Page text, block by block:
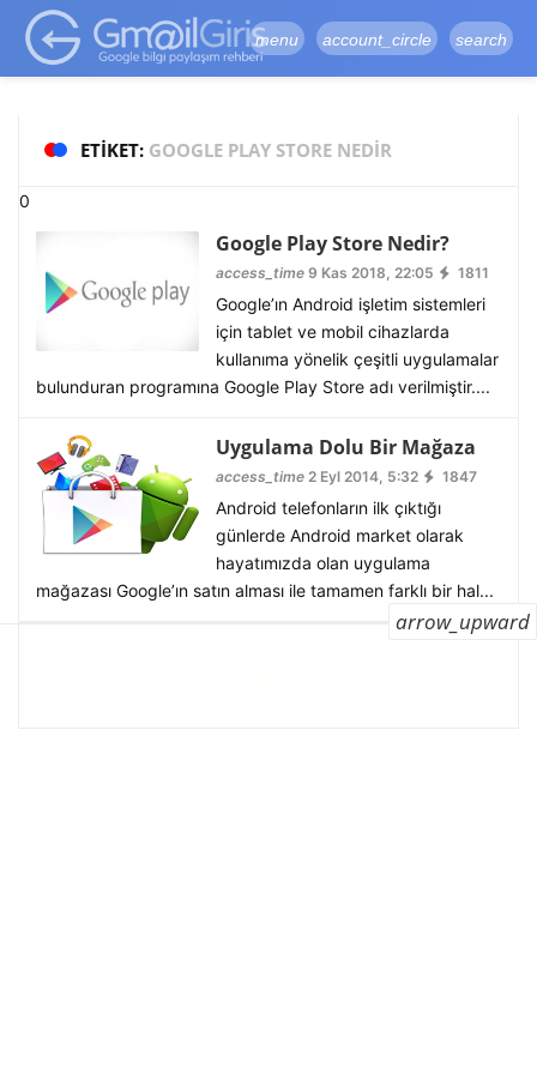
google-site-
verification=vqSI0upH550kabR5X8xpjMYieaXmuBueYgCJBW3uetM
menu account_circle search
ETIKET: GOOGLE PLAY STORE NEDIR
0
Google Play Store Nedir?
access_time9 Kas 2018, 22:05 1811
Google’ın Android işletim sistemleri
için tablet ve mobil cihazlarda
kullanıma yönelik çeşitli uygulamalar
bulunduran programına Google Play Store adı verilmiştir....
Uygulama Dolu Bir Mağaza
access_time2 Eyl 2014, 5:32 1847
Android telefonların ilk çıktığı
günlerde Android market olarak
hayatımızda olan uygulama
mağazası Google’ın satın alması ile tamamen farklı bir hal...
arrow_upward